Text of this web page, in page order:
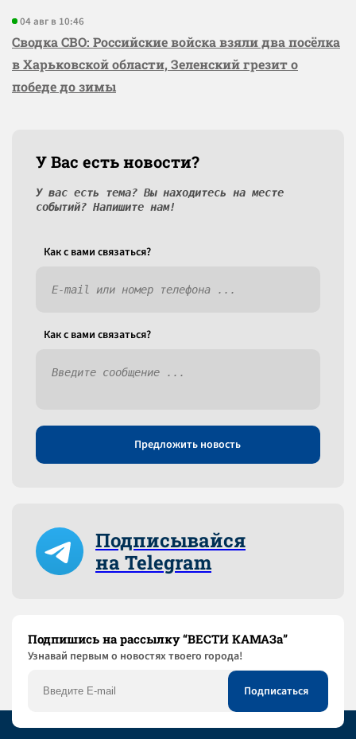
04 авг в 10:46
Сводка СВО: Российские войска взяли два посёлка
в Харьковской области, Зеленский грезит о
победе до зимы
У Вас есть новости?
У вас есть тема? Вы находитесь на месте
событий? Напишите нам!
Как c вами связаться?
Как c вами связаться?
Предложить новость
Подписывайся
на Telegram
Подпишись на рассылку “ВЕСТИ КАМАЗа”
Узнaвай первым о новостях твоего города!